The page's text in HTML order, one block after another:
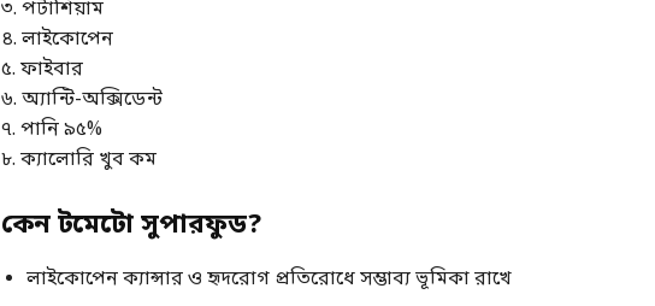
৩. পটাশিয়াম
৪. লাইকোপেন
৫. ফাইবার
৬. অ্যান্টি-অক্সিডেন্ট
৭. পানি ৯৫%
৮. ক্যালোরি খুব কম
কেন টমেটো সুপারফুড?
লাইকোপেন ক্যান্সার ও হৃদরোগ প্রতিরোধে সম্ভাব্য ভূমিকা রাখে